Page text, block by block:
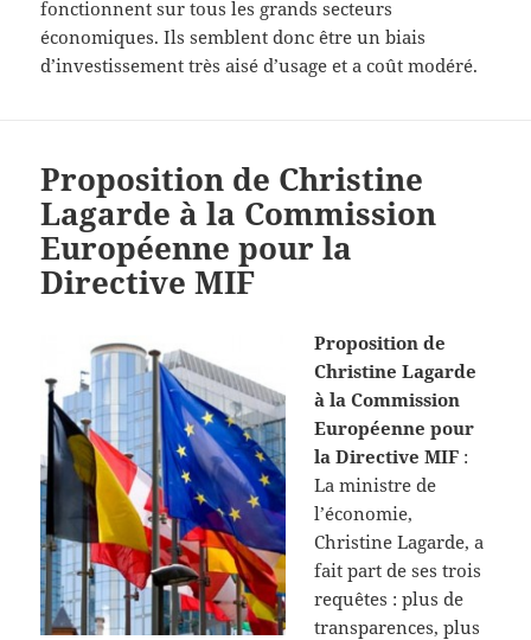
fonctionnent sur tous les grands secteurs
économiques. Ils semblent donc être un biais
d’investissement très aisé d’usage et a coût modéré.
Proposition de Christine
Lagarde à la Commission
Européenne pour la
Directive MIF
Proposition de
Christine Lagarde
à la Commission
Européenne pour
la Directive MIF :
La ministre de
l’économie,
Christine Lagarde, a
fait part de ses trois
requêtes : plus de
transparences, plus